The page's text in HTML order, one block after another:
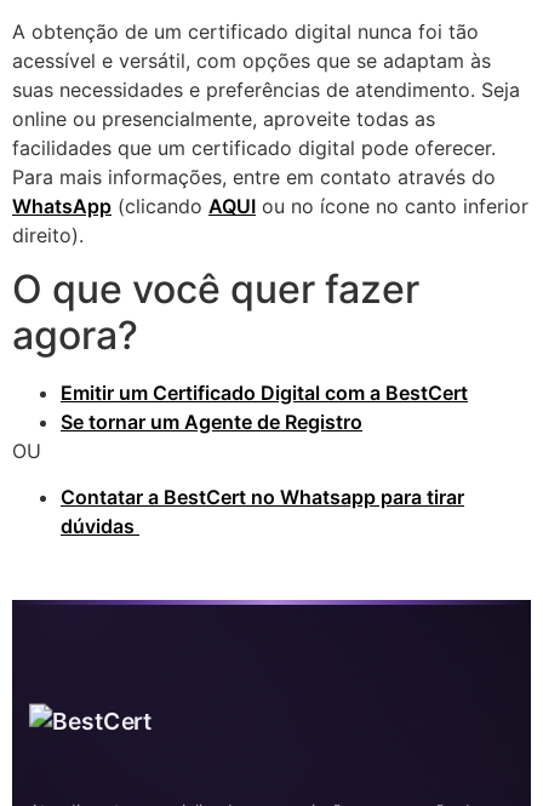
A obtenção de um certificado digital nunca foi tão
acessível e versátil, com opções que se adaptam às
suas necessidades e preferências de atendimento. Seja
online ou presencialmente, aproveite todas as
facilidades que um certificado digital pode oferecer.
Para mais informações, entre em contato através do
WhatsApp (clicando AQUI ou no ícone no canto inferior
direito).
O que você quer fazer
agora?
Emitir um Certificado Digital com a BestCert
Se tornar um Agente de Registro
OU
Contatar a BestCert no Whatsapp para tirar
dúvidas